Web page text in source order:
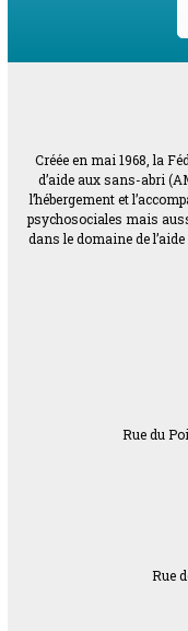
Créée en mai 1968, la
d’aide aux sans-abri
l’hébergement et
psychosociales mais
dans le domaine de
Rue du
Rue